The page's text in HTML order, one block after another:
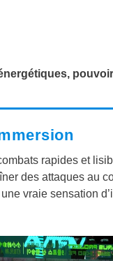
rapides et
des attaques au
vraie sensation